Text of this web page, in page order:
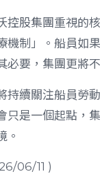
控股集團重視的
機制」。船員
必要，集團更將
持續關注船員勞
只是一個起點，
。
06/11 )